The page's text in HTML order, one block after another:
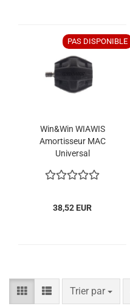
PAS DISPONIBLE
Win&Win WIAWIS
Amortisseur MAC
Universal
38,52 EUR
Trier par
Trier par